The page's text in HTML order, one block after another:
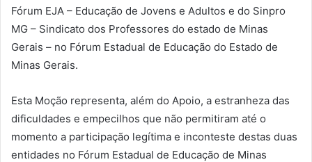
Fórum EJA – Educação de Jovens e Adultos e do Sinpro
MG – Sindicato dos Professores do estado de Minas
Gerais – no Fórum Estadual de Educação do Estado de
Minas Gerais.
Esta Moção representa, além do Apoio, a estranheza das
dificuldades e empecilhos que não permitiram até o
momento a participação legítima e inconteste destas duas
entidades no Fórum Estadual de Educação de Minas